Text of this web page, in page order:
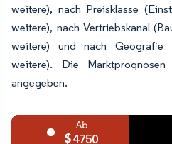
weitere), nach Preisklasse
weitere), nach Vertriebskanal
weitere) und nach Geografie
weitere). Die
angegeben.
4750